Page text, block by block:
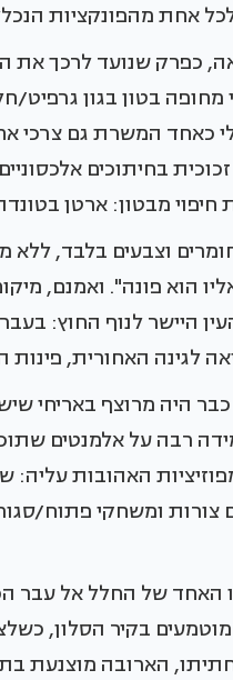
אחת מהפונקציות
כפרק שנועד לרכך את
מחופה בטון בגון
כאחד המשרת גם צרכי
זכוכית בחיתוכים
חיפוי מבטון: ארטן
וצבעים בלבד, ללא
הוא פונה". ואמנם,
היישר לנוף החוץ:
לגינה האחורית, פינות
היה מרוצף באריחי
רבה על אלמנטים
האהובות
צורות ומשחקי פתוח/
האחד של החלל אל עבר
מוטמעים בקיר הסלון,
הארובה מוצנעת